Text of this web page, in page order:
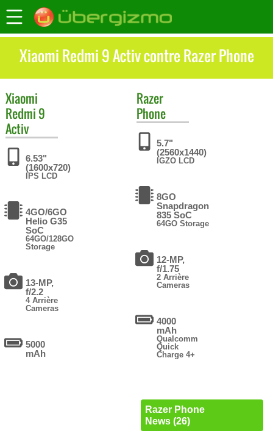
Xiaomi Redmi 9 Activ contre Razer Phone
Xiaomi
Redmi 9
Activ
6.53"
(1600x720)
IPS LCD
4GO/6GO
Helio G35
SoC
64GO/128GO
Storage
13-MP,
f/2.2
4 Arrière
Cameras
5000
mAh
Razer
Phone
5.7"
(2560x1440)
IGZO LCD
8GO
Snapdragon
835 SoC
64GO Storage
12-MP,
f/1.75
2 Arrière
Cameras
4000
mAh
Qualcomm
Quick
Charge 4+
Razer Phone
News (26)